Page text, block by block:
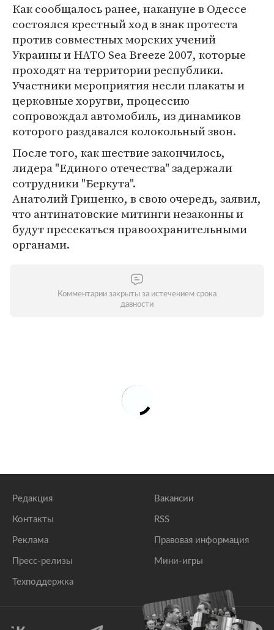
Как сообщалось ранее, накануне в Одессе
состоялся крестный ход в знак протеста
против совместных морских учений
Украины и НАТО Sea Breeze 2007, которые
проходят на территории республики.
Участники мероприятия несли плакаты и
церковные хоругви, процессию
сопровождал автомобиль, из динамиков
которого раздавался колокольный звон.
После того, как шествие закончилось,
лидера "Единого отечества" задержали
сотрудники "Беркута".
Анатолий Гриценко, в свою очередь, заявил,
что антинатовские митинги незаконны и
будут пресекаться правоохранительными
органами.
Комментарии закрыты за истечением срока
давности
Редакция
Контакты
Реклама
Пресс-релизы
Техподдержка
Вакансии
RSS
Правовая информация
Мини-игры